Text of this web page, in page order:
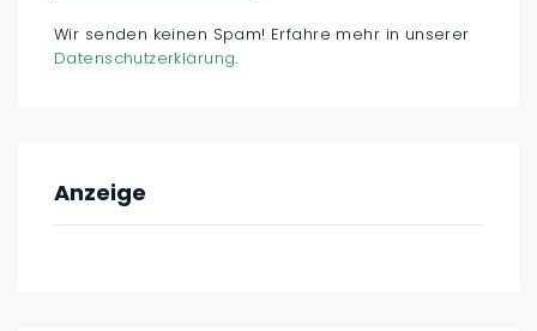
Wir senden keinen Spam! Erfahre mehr in unserer
Datenschutzerklärung.
Anzeige